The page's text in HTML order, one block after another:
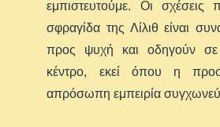
εμπιστευτούμε. Οι
σφραγίδα της Λίλιθ είναι
προς ψυχή και οδηγούν σε
κέντρο, εκεί όπου η
απρόσωπη εμπειρία